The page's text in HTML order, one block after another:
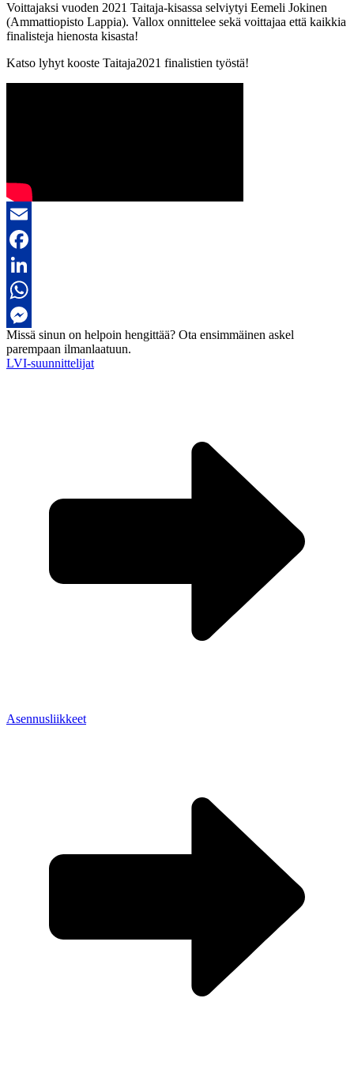
Voittajaksi vuoden 2021 Taitaja-kisassa selviytyi Eemeli Jokinen
(Ammattiopisto Lappia). Vallox onnittelee sekä voittajaa että kaikkia
finalisteja hienosta kisasta!
Katso lyhyt kooste Taitaja2021 finalistien työstä!
Email
Facebook
LinkedIn
WhatsApp
Messenger
Missä sinun on helpoin hengittää? Ota ensimmäinen askel
parempaan ilmanlaatuun.
LVI-suunnittelijat
Asennusliikkeet